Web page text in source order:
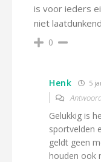
is voor ieders
niet
0
Henk 5
Gelukkig is
sportvelden
geldt geen
houden ook